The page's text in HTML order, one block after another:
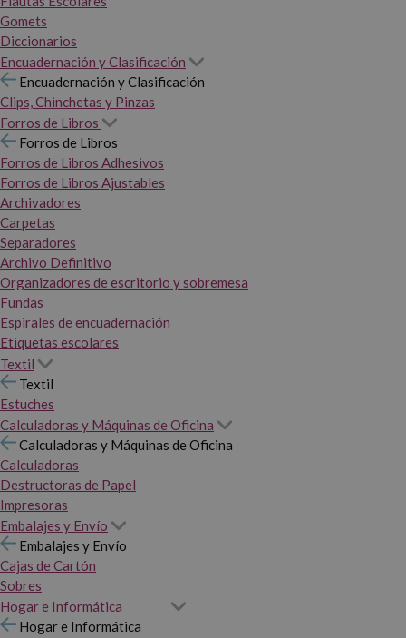
Gomets
Diccionarios
Encuadernación y Clasificación
Encuadernación y Clasificación
Clips, Chinchetas y Pinzas
Forros de Libros
Forros de Libros
Forros de Libros Adhesivos
Forros de Libros Ajustables
Archivadores
Carpetas
Separadores
Archivo Definitivo
Organizadores de escritorio y sobremesa
Fundas
Espirales de encuadernación
Etiquetas escolares
Textil
Textil
Estuches
Calculadoras y Máquinas de Oficina
Calculadoras y Máquinas de Oficina
Calculadoras
Destructoras de Papel
Impresoras
Embalajes y Envío
Embalajes y Envío
Cajas de Cartón
Sobres
Hogar e Informática
Hogar e Informática